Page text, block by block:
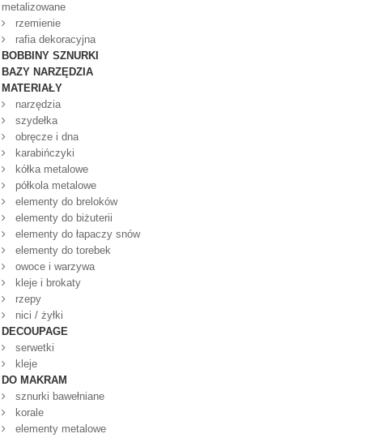
metalizowane
rzemienie
rafia dekoracyjna
BOBBINY SZNURKI
BAZY NARZĘDZIA
MATERIAŁY
narzędzia
szydełka
obręcze i dna
karabińczyki
kółka metalowe
półkola metalowe
elementy do breloków
elementy do biżuterii
elementy do łapaczy snów
elementy do torebek
owoce i warzywa
kleje i brokaty
rzepy
nici / żyłki
DECOUPAGE
serwetki
kleje
DO MAKRAM
sznurki bawełniane
korale
elementy metalowe